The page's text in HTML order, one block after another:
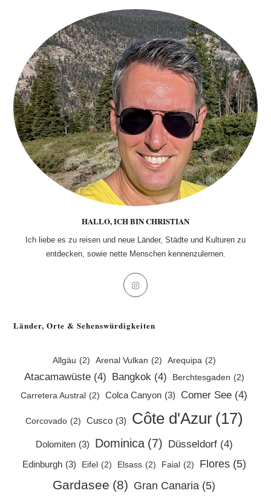
HALLO, ICH BIN CHRISTIAN
Ich liebe es zu reisen und neue Länder, Städte und Kulturen zu
entdecken, sowie nette Menschen kennenzulernen.
new
Länder, Orte & Sehenswürdigkeiten
Allgäu (2) Arenal Vulkan (2) Arequipa (2)
Atacamawüste (4) Bangkok (4) Berchtesgaden (2)
Carretera Austral
(2) Colca Canyon (3) Comer See (4)
Corcovado (2) Cusco (3) Côte d'Azur (17)
Dolomiten (3) Dominica (7) Düsseldorf (4)
Edinburgh (3) Eifel (2) Elsass (2) Faial (2) Flores (5)
Gardasee (8) Gran Canaria (5)